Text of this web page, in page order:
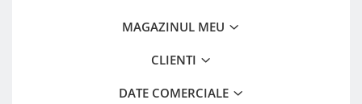
MAGAZINUL MEU
CLIENTI
DATE COMERCIALE